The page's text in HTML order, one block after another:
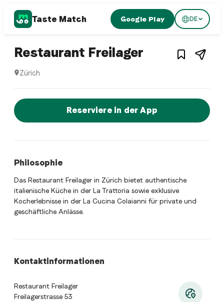
Taste Match Google Play DE
Italian restaurant 1 3
Restaurant Freilager–
Zürich
Jetzt sofort einen Tisch
Reserviere in der App
Philosophie
Das Restaurant Freilager in Zürich bietet authentische
italienische Küche in der La Trattoria sowie exklusive
Kocherlebnisse in der La Cucina Colaianni für private und
geschäftliche Anlässe.
Kontaktinformationen
Restaurant Freilager
Freilagerstrasse 53